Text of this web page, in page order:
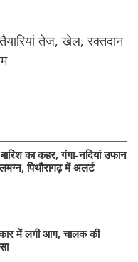
तेज, खेल, रक्तदान
का कहर, गंगा-नदियां उफान
पिथौरागढ़ में अलर्ट
में लगी आग, चालक की